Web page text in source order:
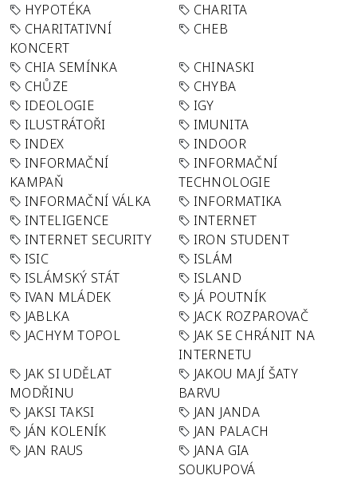
HYPOTÉKA
CHARITA
CHARITATIVNÍ
KONCERT
CHEB
CHIA SEMÍNKA
CHINASKI
CHŮZE
CHYBA
IDEOLOGIE
IGY
ILUSTRÁTOŘI
IMUNITA
INDEX
INDOOR
INFORMAČNÍ
KAMPAŇ
INFORMAČNÍ
TECHNOLOGIE
INFORMAČNÍ VÁLKA
INFORMATIKA
INTELIGENCE
INTERNET
INTERNET SECURITY
IRON STUDENT
ISIC
ISLÁM
ISLÁMSKÝ STÁT
ISLAND
IVAN MLÁDEK
JÁ POUTNÍK
JABLKA
JACK ROZPAROVAČ
JACHYM TOPOL
JAK SE CHRÁNIT NA
INTERNETU
JAK SI UDĚLAT
MODŘINU
JAKOU MAJÍ ŠATY
BARVU
JAKSI TAKSI
JAN JANDA
JÁN KOLENÍK
JAN PALACH
JAN RAUS
JANA GIA
SOUKUPOVÁ